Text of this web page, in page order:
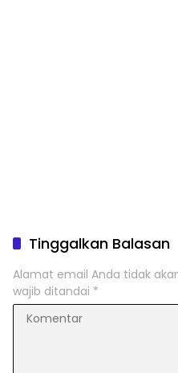
Tinggalkan Balasan
Alamat email Anda tidak
wajib ditandai *